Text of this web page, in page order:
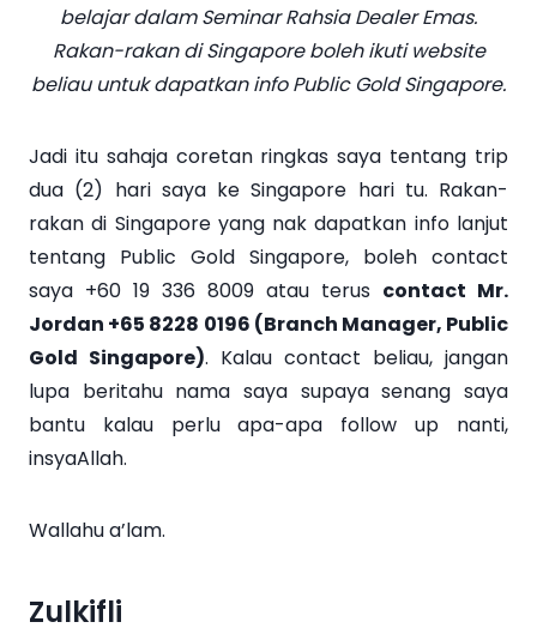
belajar dalam Seminar Rahsia Dealer Emas.
Rakan-rakan di Singapore boleh ikuti website
beliau untuk dapatkan info Public Gold Singapore.
Jadi itu sahaja coretan ringkas saya tentang trip
dua (2) hari saya ke Singapore hari tu. Rakan-
rakan di Singapore yang nak dapatkan info lanjut
tentang Public Gold Singapore, boleh contact
saya +60 19 336 8009 atau terus contact Mr.
Jordan +65 8228 0196 (Branch Manager, Public
Gold Singapore). Kalau contact beliau, jangan
lupa beritahu nama saya supaya senang saya
bantu kalau perlu apa-apa follow up nanti,
insyaAllah.
Wallahu a’lam.
Zulkifli